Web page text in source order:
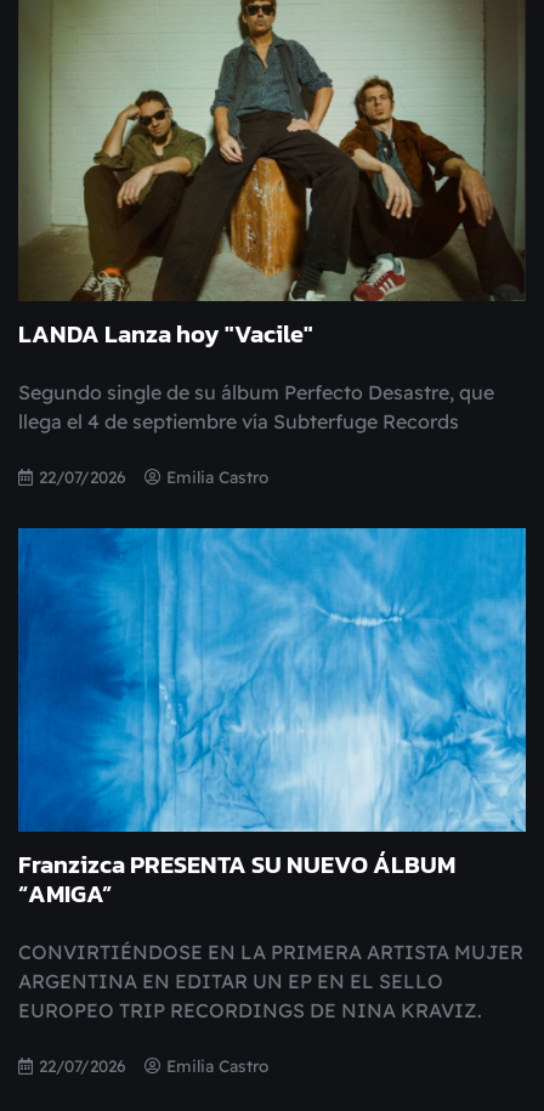
LANDA Lanza hoy "Vacile"
Segundo single de su álbum Perfecto Desastre, que
llega el 4 de septiembre vía Subterfuge Records
22/07/2026 Emilia Castro
Franzizca PRESENTA SU NUEVO ÁLBUM
“AMIGA”
CONVIRTIÉNDOSE EN LA PRIMERA ARTISTA MUJER
ARGENTINA EN EDITAR UN EP EN EL SELLO
EUROPEO TRIP RECORDINGS DE NINA KRAVIZ.
22/07/2026 Emilia Castro